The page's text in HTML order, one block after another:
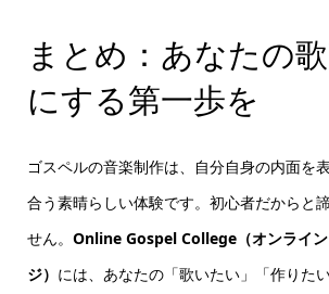
まとめ：あなたの
にする第一歩を
ゴスペルの音楽制作は、自分自身の内面を
合う素晴らしい体験です。初心者だからと
せん。 Online Gospel College（オンライ
ジ） には、あなたの「歌いたい」「作りた